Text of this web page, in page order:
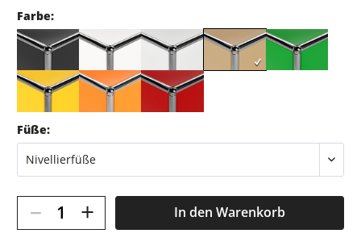
Farbe:
Füße:
– + In den Warenkorb